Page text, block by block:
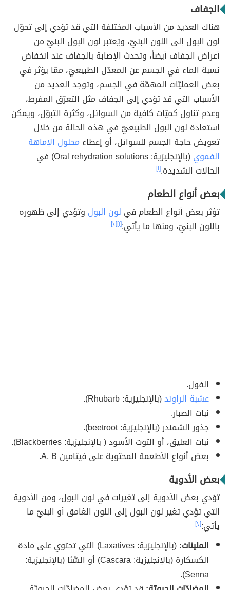
الجفاف
هناك العديد من الأسباب المختلفة التي قد تؤدي إلى تحوّل
لون البول إلى اللون البنيّ، ويُعتبر لون البول البنيّ من
أعراض الجفاف أيضاً، وتحدث الإصابة بالجفاف عند انخفاض
نسبة الماء في الجسم عن المعدّل الطبيعيّ، ممّا يؤثر في
بعض العمليّات المهمّة في الجسم، وتوجد العديد من
الأسباب التي قد تؤدي إلى الجفاف مثل التعرّق المفرط،
وعدم تناول كميّات كافية من السوائل، وكثرة التبوّل، ويمكن
استعادة لون البول الطبيعيّ في هذه الحالة من خلال
تعويض حاجة الجسم للسوائل، أو إعطاء محلول الإماهة
الفموي
(بالإنجليزية: Oral rehydration solutions) في
الحالات الشديدة.[١]
بعض أنواع الطعام
تؤثر بعض أنواع الطعام في لون البول وتؤدي إلى ظهوره
باللون البنيّ، ومنها ما يأتي:[١] [٢]
الفول.
عشبة الراوند(بالإنجليزية: Rhubarb).
نبات الصبار.
جذور الشمندر (بالإنجليزية: beetroot).
نبات العليق، أو التوت الأسود ( بالإنجليزية: Blackberries).
بعض أنواع الأطعمة المحتوية على فيتامين A, B.
بعض الأدوية
تؤدي بعض الأدوية إلى تغيرات في لون البول، ومن الأدوية
التي تؤدي تغير لون البول إلى اللون الغامق أو البنيّ ما
يأتي:[٢]
الملينات:
(بالإنجليزية: Laxatives) التي تحتوي على مادة
الكسكارة (بالإنجليزية: Cascara) أو السَّنَا (بالإنجليزية:
Senna).